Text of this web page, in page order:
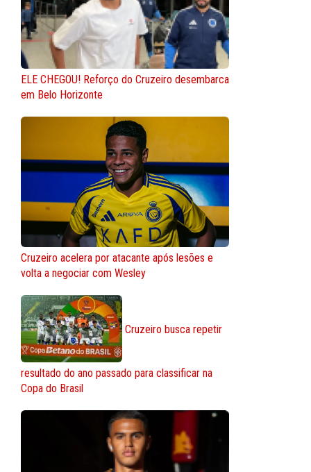
ELE CHEGOU! Reforço do Cruzeiro desembarca
em Belo Horizonte
Cruzeiro acelera por atacante após lesões e
volta a negociar com Wesley
Cruzeiro busca repetir
resultado do ano passado para classificar na
Copa do Brasil